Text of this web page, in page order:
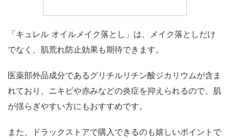
「キュレル オイルメイク落とし」は、メイク落としだけ
でなく、肌荒れ防止効果も期待できます。
医薬部外品成分であるグリチルリチン酸ジカリウムが含ま
れており、ニキビや赤みなどの炎症を抑えられるので、肌
が揺らぎやすい方にもおすすめです。
また、ドラックストアで購入できるのも嬉しいポイントで